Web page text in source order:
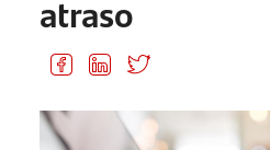
atraso